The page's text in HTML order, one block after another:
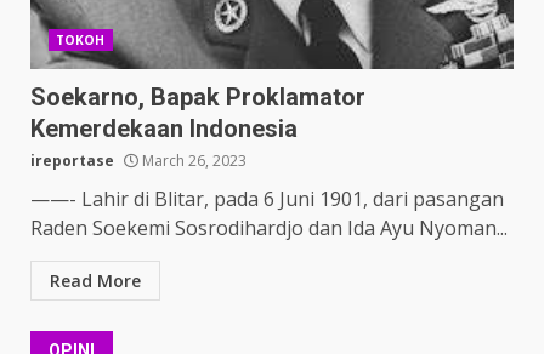
TOKOH
Soekarno, Bapak Proklamator
Kemerdekaan Indonesia
ireportase March 26, 2023
——- Lahir di Blitar, pada 6 Juni 1901, dari pasangan
Raden Soekemi Sosrodihardjo dan Ida Ayu Nyoman...
Read More